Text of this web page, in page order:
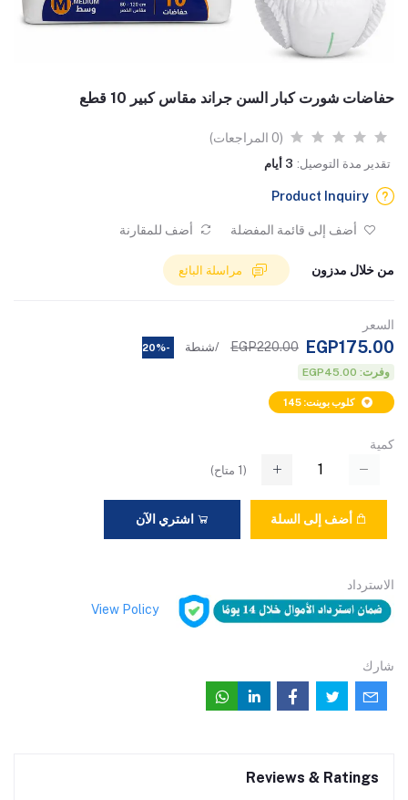
حفاضات شورت كبار السن جراند مقاس كبير 10 قطع
(0 المراجعات)
تقدير مدة التوصيل: 3 أيام
Product Inquiry
أضف إلى قائمة المفضلة أضف للمقارنة
من خلال مدزون
السعر
EGP175.00
EGP220.00 /شنطة -20%
وفرت: EGP45.00
كلوب بوينت: 145
كمية
(
1 متاح)
أضف إلى السلة اشتري الآن
الاسترداد
View Policy
شارك
Reviews & Ratings